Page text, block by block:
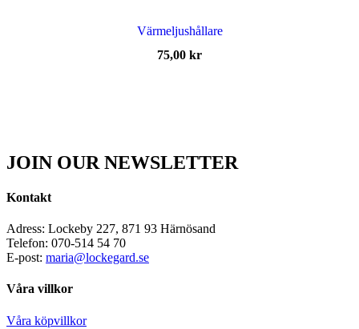
Värmeljushållare
75,00 kr
JOIN OUR NEWSLETTER
Kontakt
Adress: Lockeby 227, 871 93 Härnösand
Telefon: 070-514 54 70
E-post: maria@lockegard.se
Våra villkor
Våra köpvillkor